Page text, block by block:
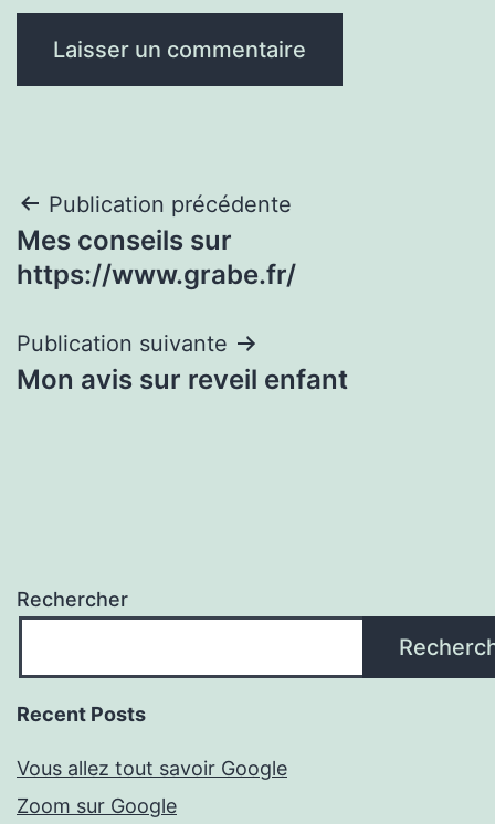
Navigation
de
Publication précédente
Mes conseils sur
https://www.grabe.fr/
Publication suivante
Mon avis sur reveil enfant
Rechercher
Recent Posts
Vous allez tout savoir Google
Zoom sur Google